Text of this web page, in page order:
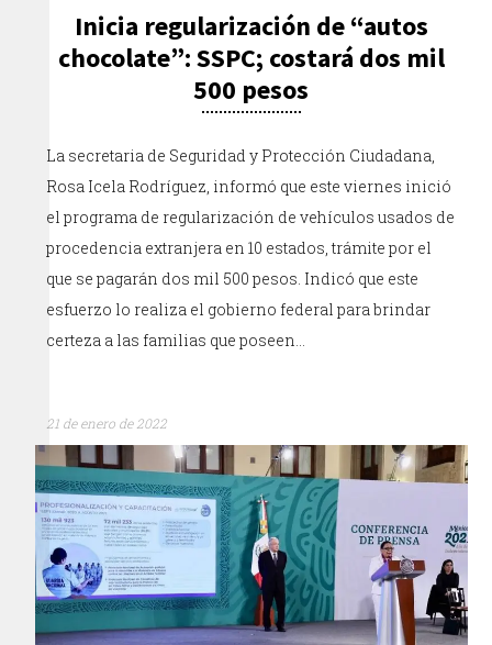
Inicia regularización de “autos
chocolate”: SSPC; costará dos mil
500 pesos
La secretaria de Seguridad y Protección Ciudadana,
Rosa Icela Rodríguez, informó que este viernes inició
el programa de regularización de vehículos usados de
procedencia extranjera en 10 estados, trámite por el
que se pagarán dos mil 500 pesos. Indicó que este
esfuerzo lo realiza el gobierno federal para brindar
certeza a las familias que poseen…
21 de enero de 2022